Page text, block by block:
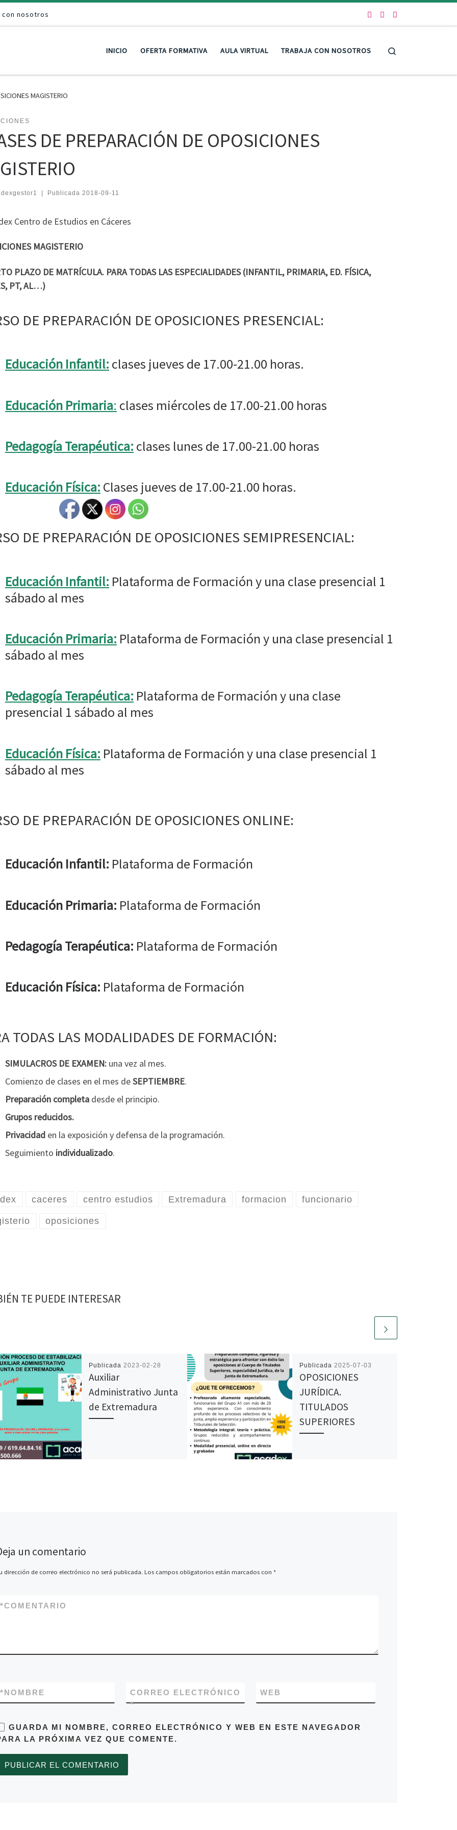
con nosotros
INICIO OFERTA FORMATIVA AULA VIRTUAL TRABAJA CON NOSOTROS
MAGISTERIO
DE PREPARACIÓN DE OPOSICIONES
| Publicada 2018-09-11
MAGISTERIO
PLAZO DE MATRÍCULA. PARA TODAS LAS ESPECIALIDADES (INFANTIL, PRIMARIA, ED. FÍSICA,
PT, AL…)
DE PREPARACIÓN DE OPOSICIONES PRESENCIAL:
Educación Infantil: clases jueves de 17.00-21.00 horas.
Educación Primaria: clases miércoles de 17.00-21.00 horas
Pedagogía Terapéutica: clases lunes de 17.00-21.00 horas
Educación Física: Clases jueves de 17.00-21.00 horas.
DE PREPARACIÓN DE OPOSICIONES SEMIPRESENCIAL:
Educación Infantil: Plataforma de Formación y una clase presencial 1
sábado al mes
Educación Primaria: Plataforma de Formación y una clase presencial 1
sábado al mes
Pedagogía Terapéutica: Plataforma de Formación y una clase
presencial 1 sábado al mes
Educación Física: Plataforma de Formación y una clase presencial 1
sábado al mes
DE PREPARACIÓN DE OPOSICIONES ONLINE:
Educación Infantil: Plataforma de Formación
Educación Primaria: Plataforma de Formación
Pedagogía Terapéutica: Plataforma de Formación
Educación Física: Plataforma de Formación
TODAS LAS MODALIDADES DE FORMACIÓN:
SIMULACROS DE EXAMEN: una vez al mes.
Comienzo de clases en el mes deSEPTIEMBRE.
Preparación completa desde el principio.
Grupos reducidos.
Privacidad en la exposición y defensa de la programación.
Seguimiento individualizado.
caceres centro estudios Extremadura formacion funcionario
oposiciones
TE PUEDE INTERESAR
Publicada2023-02-28
Auxiliar
Administrativo Junta
de Extremadura
Publicada 2025-07-03
OPOSICIONES
JURÍDICA.
TITULADOS
SUPERIORES
un comentario
dirección de correo electrónico no será publicada. Los campos obligatorios están marcados con *
COMENTARIO
*
NOMBRE
*
CORREO ELECTRÓNICO
*
WEB
GUARDA MI NOMBRE, CORREO ELECTRÓNICO Y WEB EN ESTE NAVEGADOR
LA PRÓXIMA VEZ QUE COMENTE.